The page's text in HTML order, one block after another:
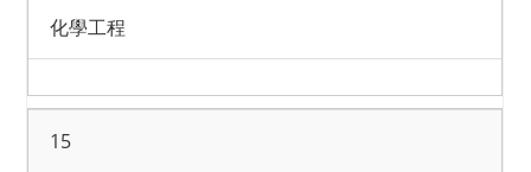
化學工程
15